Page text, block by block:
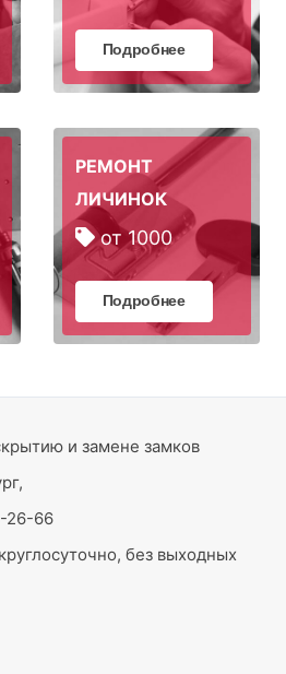
Подробнее
РЕМОНТ
ЛИЧИНОК
от 1000
Подробнее
и замене замков
26-66
круглосуточно, без выходных